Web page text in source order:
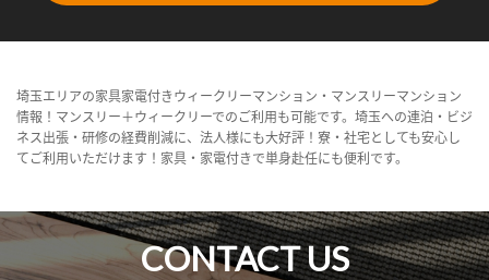
埼玉エリアの家具家電付きウィークリーマンション・マンスリーマンション
情報！マンスリー＋ウィークリーでのご利用も可能です。埼玉への連泊・ビジ
ネス出張・研修の経費削減に、法人様にも大好評！寮・社宅としても安心し
てご利用いただけます！家具・家電付きで単身赴任にも便利です。
CONTACT US